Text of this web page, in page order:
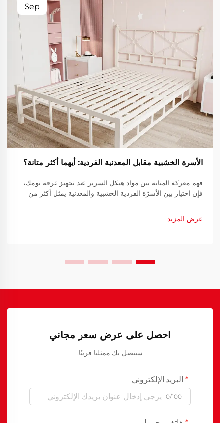
Sep
الأسرة الخشبية مقابل المعدنية الفردية: أيهما أكثر متانة؟
فهم معركة المتانة بين مواد هيكل السرير عند تجهيز غرفة نومك،
فإن اختيار بين الأسرّة الفردية الخشبية والمعدنية يمثل أكثر من
عرض المزيد
احصل على عرض سعر مجاني
سيتصل بك ممثلنا قريبًا.
البريد الإلكتروني
0/100